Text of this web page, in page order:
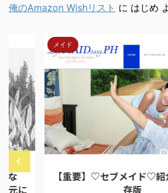
俺のAmazon Wishリスト に はじめ
9/10
な
元に
メイド
【重要】♡セブメイド♡
存版